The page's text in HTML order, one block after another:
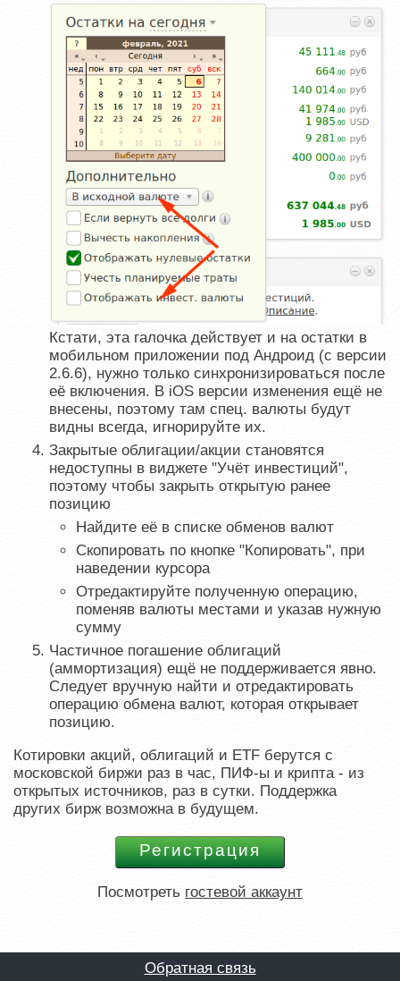
Кстати, эта галочка действует и на остатки в
мобильном приложении под Андроид (с версии
2.6.6), нужно только синхронизироваться после
её включения. В iOS версии изменения ещё не
внесены, поэтому там спец. валюты будут
видны всегда, игнорируйте их.
Закрытые облигации/акции становятся
недоступны в виджете "Учёт инвестиций",
поэтому чтобы закрыть открытую ранее
позицию
Найдите её в списке обменов валют
Cкопировать по кнопке "Копировать", при
наведении курсора
Отредактируйте полученную операцию,
поменяв валюты местами и указав нужную
сумму
Частичное погашение облигаций
(аммортизация) ещё не поддерживается явно.
Следует вручную найти и отредактировать
операцию обмена валют, которая открывает
позицию.
Котировки акций, облигаций и ETF берутся с
московской биржи раз в час, ПИФ-ы и крипта - из
открытых источников, раз в сутки. Поддержка
других бирж возможна в будущем.
Посмотреть гостевой аккаунт
Обратная связь